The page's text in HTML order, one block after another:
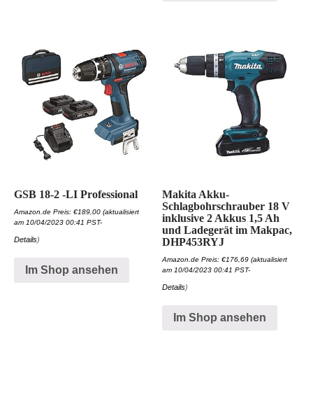
GSB 18-2 -LI Professional
Amazon.de Preis: €189,00 (aktualisiert
am 10/04/2023 00:41 PST-
Details)
Im Shop ansehen
Makita Akku-
Schlagbohrschrauber 18 V
inklusive 2 Akkus 1,5 Ah
und Ladegerät im Makpac,
DHP453RYJ
Amazon.de Preis:€176,69 (aktualisiert
am 10/04/2023 00:41 PST-
Details)
Im Shop ansehen